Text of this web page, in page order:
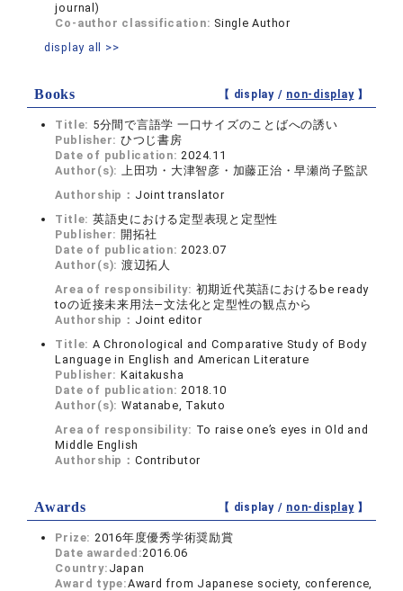
journal)
Co-author classification: Single Author
display all >>
Books 【 display / non-display】
Title: 5分間で言語学 一口サイズのことばへの誘い
Publisher: ひつじ書房
Date of publication:2024.11
Author(s): 上田功・大津智彦・加藤正治・早瀬尚子監訳
Authorship： Joint translator
Title: 英語史における定型表現と定型性
Publisher: 開拓社
Date of publication:2023.07
Author(s): 渡辺拓人
Area of responsibility: 初期近代英語におけるbe ready
toの近接未来用法―文法化と定型性の観点から
Authorship： Joint editor
Title: A Chronological and Comparative Study of Body
Language in English and American Literature
Publisher: Kaitakusha
Date of publication:2018.10
Author(s): Watanabe, Takuto
Area of responsibility: To raise one’s eyes in Old and
Middle English
Authorship： Contributor
Awards 【 display / non-display】
Prize: 2016年度優秀学術奨励賞
Date awarded:2016.06
Country: Japan
Award type:Award from Japanese society, conference,